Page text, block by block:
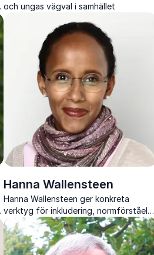
och ungas vägval i samhället
Hanna Wallensteen
Hanna Wallensteen ger konkreta
verktyg för inkludering, normförståelse
och ett arbetsklimat där alla kan nå sin
potential